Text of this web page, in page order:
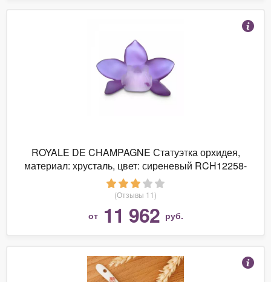
ROYALE DE CHAMPAGNE Статуэтка орхидея,
материал: хрусталь, цвет: сиреневый RCH12258-
217 Orchidee
(Отзывы 11)
от 11 962 руб.